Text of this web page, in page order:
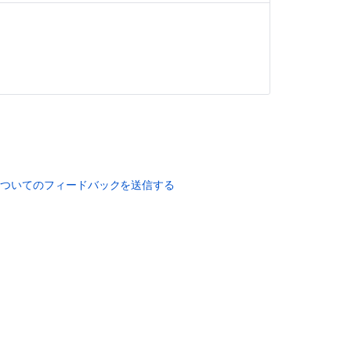
ません。
いてのフィードバックを送信する